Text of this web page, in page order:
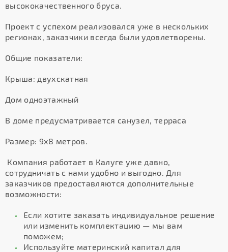
высококачественного бруса.
Проект с успехом реализовался уже в нескольких
регионах, заказчики всегда были удовлетворены.
Общие показатели:
Крыша: двухскатная
Дом одноэтажный
В доме предусматривается санузел, терраса
Размер: 9х8 метров.
Компания работает в Калуге уже давно,
сотрудничать с нами удобно и выгодно. Для
заказчиков предоставляются дополнительные
возможности:
Если хотите заказать индивидуальное решение
или изменить комплектацию — мы вам
поможем;
Используйте материнский капитал для